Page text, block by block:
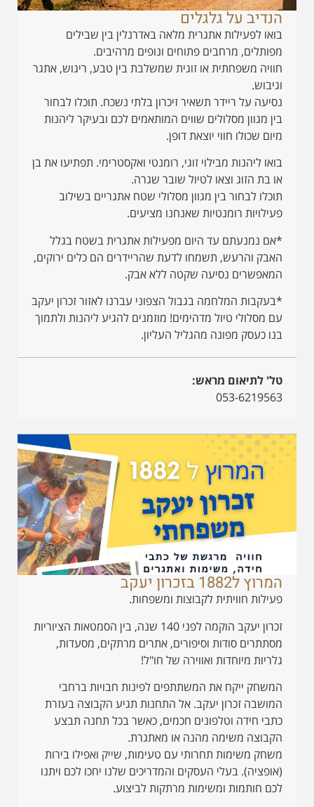
הנדיב על גלגלים
בואו לפעילות אתגרית מלאה באדרנלין בין שבילים
מפותלים, מרחבים פתוחים ונופים מרהיבים.
חוויה משפחתית או זוגית שמשלבת בין טבע, ריגוש, אתגר
וגיבוש.
נסיעה על ריידר תשאיר זיכרון בלתי נשכח. תוכלו לבחור
בין מגוון מסלולים שווים המותאמים לכם ובעיקר ליהנות
מיום שכולו חווי יוצאת דופן.
בואו ליהנות מבילוי זוגי, רומנטי ואקסטרימי. תפתיעו את בן
או בת הזוג וצאו לטיול שובר שגרה.
תוכלו לבחור בין מגוון מסלולי שטח אתגריים בשילוב
פעילויות רומנטיות שאנחנו מציעים.
*אם נמנעתם עד היום מפעילות אתגרית בשטח בגלל
האבק והרעש, תשמחו לדעת שהריידרים הם כלים ירוקים,
המאפשרים נסיעה שקטה ללא אבק.
*בעקבות המלחמה בגבול הצפוני עברנו לאזור זכרון יעקב
עם מסלולי טיול מדהימים! מוזמנים להגיע ליהנות ולתמוך
בנו כעסק מפונה מהגליל העליון.
טל' לתיאום מראש:
053-6219563
המרוץ ל1882 בזכרון יעקב
פעילות חוויתית לקבוצות ומשפחות.
זכרון יעקב הוקמה לפני 140 שנה, בין הסמטאות הציוריות
מסתתרים סודות וסיפורים, אתרים מרתקים, מסעדות,
גלריות מיוחדות ואווירה של חו"ל!
המשחק ייקח את המשתתפים לפינות חבויות ברחבי
המושבה זכרון יעקב. אל התחנות תגיע הקבוצה בעזרת
כתבי חידה וטלפונים חכמים, כאשר בכל תחנה תבצע
הקבוצה משימה מהנה או מאתגרת.
משחק משימות תחרותי עם טעימות, שייק ואפילו בירות
(אופציה). בעלי העסקים והמדריכים שלנו יחכו לכם ויתנו
לכם חותמות ומשימות מרתקות לביצוע.